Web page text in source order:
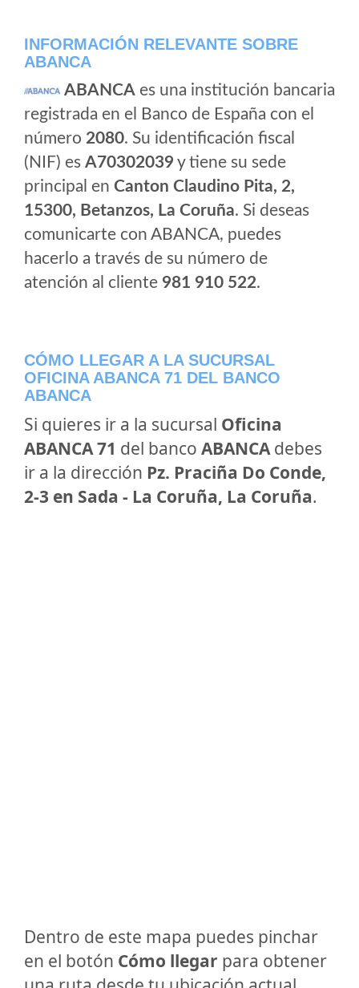
INFORMACIÓN RELEVANTE SOBRE
ABANCA
ABANCA es una institución bancaria
registrada en el Banco de España con el
número 2080. Su identificación fiscal
(NIF) es A70302039 y tiene su sede
principal en Canton Claudino Pita, 2,
15300, Betanzos, La Coruña. Si deseas
comunicarte con ABANCA, puedes
hacerlo a través de su número de
atención al cliente 981 910 522.
CÓMO LLEGAR A LA SUCURSAL
OFICINA ABANCA 71 DEL BANCO
ABANCA
Si quieres ir a la sucursal Oficina
ABANCA 71 del banco ABANCAdebes
ir a la dirección Pz. Praciña Do Conde,
2-3 en Sada - La Coruña, La Coruña.
Dentro de este mapa puedes pinchar
en el botón Cómo llegar para obtener